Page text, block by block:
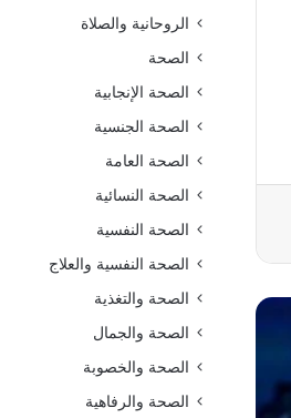
الروحانية والصلاة
الصحة
الصحة الإنجابية
الصحة الجنسية
الصحة العامة
الصحة النسائية
الصحة النفسية
الصحة النفسية والعلاج
الصحة والتغذية
الصحة والجمال
الصحة والخصوبة
الصحة والرفاهية